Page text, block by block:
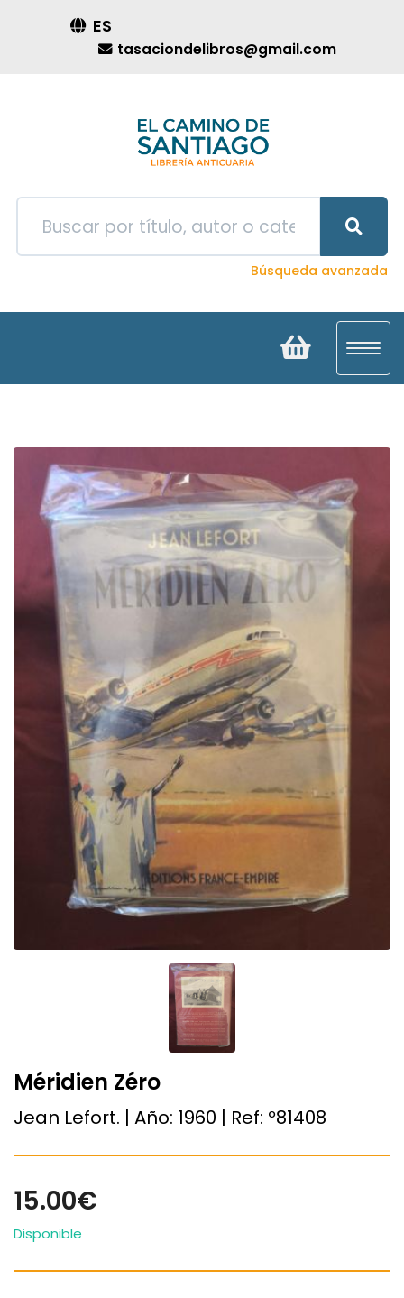
ES
tasaciondelibros@gmail.com
Búsqueda avanzada
Méridien Zéro
Jean Lefort. | Año: 1960 | Ref: º81408
15.00€
Disponible